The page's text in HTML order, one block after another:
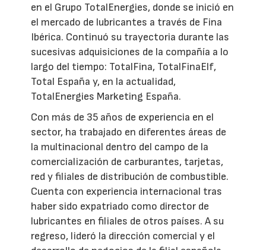
en el Grupo TotalEnergies, donde se inició en
el mercado de lubricantes a través de Fina
Ibérica. Continuó su trayectoria durante las
sucesivas adquisiciones de la compañía a lo
largo del tiempo: TotalFina, TotalFinaElf,
Total España y, en la actualidad,
TotalEnergies Marketing España.
Con más de 35 años de experiencia en el
sector, ha trabajado en diferentes áreas de
la multinacional dentro del campo de la
comercialización de carburantes, tarjetas,
red y filiales de distribución de combustible.
Cuenta con experiencia internacional tras
haber sido expatriado como director de
lubricantes en filiales de otros países. A su
regreso, lideró la dirección comercial y el